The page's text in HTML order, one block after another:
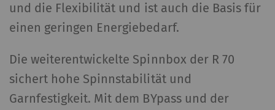
und die Flexibilität und ist auch die Basis für
einen geringen Energiebedarf.
Die weiterentwickelte Spinnbox der R 70
sichert hohe Spinnstabilität und
Garnfestigkeit. Mit dem BYpass und der